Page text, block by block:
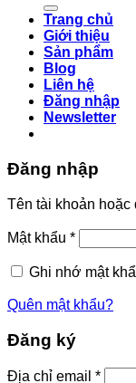
Trang chủ
Giới thiệu
Sản phẩm
Blog
Liên hệ
Đăng nhập
Newsletter
Đăng nhập
Tên tài khoản hoặc
Mật khẩu *
Ghi nhớ mật
Quên mật khẩu?
Đăng ký
Địa chỉ email *